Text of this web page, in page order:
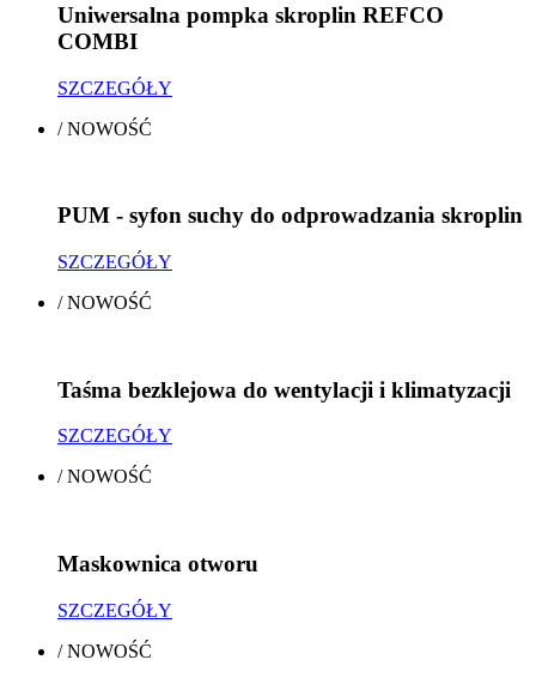
Uniwersalna pompka skroplin REFCO
COMBI
SZCZEGÓŁY
/NOWOŚĆ
PUM - syfon suchy do odprowadzania skroplin
SZCZEGÓŁY
/NOWOŚĆ
Taśma bezklejowa do wentylacji i klimatyzacji
SZCZEGÓŁY
/NOWOŚĆ
Maskownica otworu
SZCZEGÓŁY
/NOWOŚĆ